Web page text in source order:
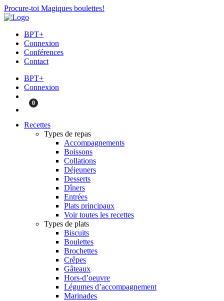
Procure-toi Magiques boulettes!
BPT+
Connexion
Conférences
Contact
BPT+
Connexion
0
Recettes
Types de repas
Accompagnements
Boissons
Collations
Déjeuners
Desserts
Dîners
Entrées
Plats principaux
Voir toutes les recettes
Types de plats
Biscuits
Boulettes
Brochettes
Crêpes
Gâteaux
Hors-d’oeuvre
Légumes d’accompagnement
Marinades